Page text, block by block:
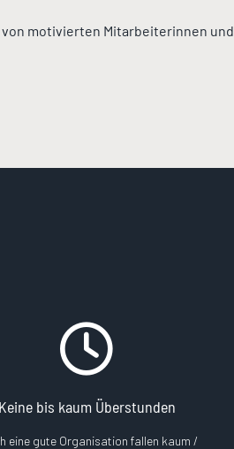
motivierten Mitarbeiterinnen und
Keine bis kaum Überstunden
eine gute Organisation fallen kaum /